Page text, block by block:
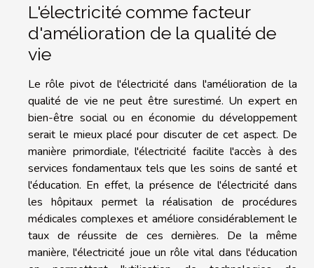
L'électricité comme facteur
d'amélioration de la qualité de
vie
Le rôle pivot de l'électricité dans l'amélioration de la
qualité de vie ne peut être surestimé. Un expert en
bien-être social ou en économie du développement
serait le mieux placé pour discuter de cet aspect. De
manière primordiale, l'électricité facilite l'accès à des
services fondamentaux tels que les soins de santé et
l'éducation. En effet, la présence de l'électricité dans
les hôpitaux permet la réalisation de procédures
médicales complexes et améliore considérablement le
taux de réussite de ces dernières. De la même
manière, l'électricité joue un rôle vital dans l'éducation